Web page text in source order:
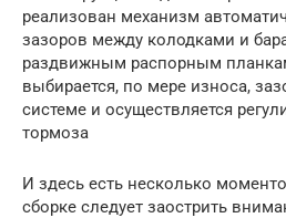
реализован механизм
зазоров между колодками и
раздвижным распорным
выбирается, по мере износа,
системе и осуществляется
тормоза
И здесь есть несколько
сборке следует заострить